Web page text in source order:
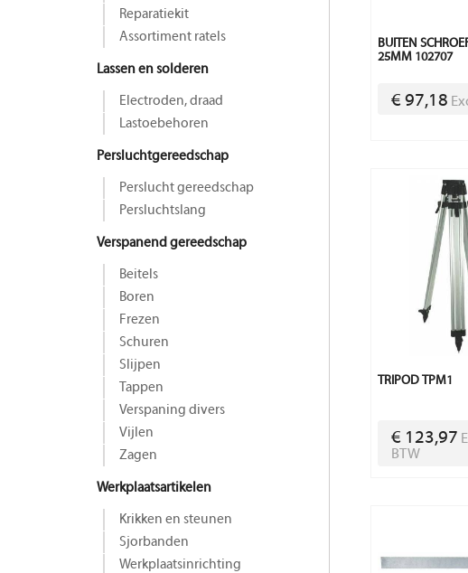
Reparatiekit
Assortiment ratels
Lassen en solderen
Electroden, draad
Lastoebehoren
Persluchtgereedschap
Perslucht gereedschap
Persluchtslang
Verspanend gereedschap
Beitels
Boren
Frezen
Schuren
Slijpen
Tappen
Verspaning divers
Vijlen
Zagen
Werkplaatsartikelen
Krikken en steunen
Sjorbanden
Werkplaatsinrichting
BUITEN
25MM 102707
€ 97,18
TRIPOD TPM1
€ 123,97
BTW